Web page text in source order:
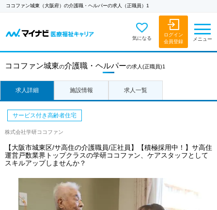
ココファン城東（大阪府）の介護職・ヘルパーの求人（正職員）1
気になる
ログイン
会員登録
メニュー
ココファン城東の介護職・ヘルパーの求人 (正職員)1
求人詳細 施設情報 求人一覧
サービス付き高齢者住宅
株式会社学研ココファン
【大阪市城東区/サ高住の介護職員/正社員】【積極採用中！】サ高住
運営戸数業界トップクラスの学研ココファン、ケアスタッフとして
スキルアップしませんか？